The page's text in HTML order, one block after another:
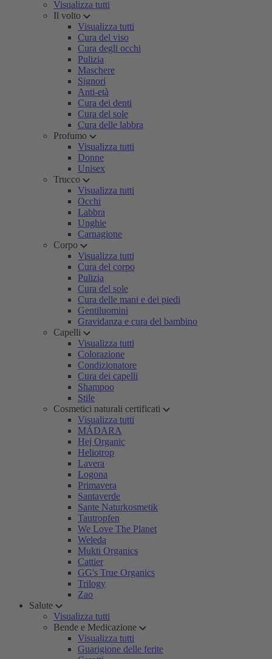
Visualizza tutti
Il volto
Visualizza tutti
Cura del viso
Cura degli occhi
Pulizia
Maschere
Signori
Anti-età
Cura dei denti
Cura del sole
Cura delle labbra
Profumo
Visualizza tutti
Donne
Unisex
Trucco
Visualizza tutti
Occhi
Labbra
Unghie
Carnagione
Corpo
Visualizza tutti
Cura del corpo
Pulizia
Cura del sole
Cura delle mani e dei piedi
Gentiluomini
Gravidanza e cura del bambino
Capelli
Visualizza tutti
Colorazione
Condizionatore
Cura dei capelli
Shampoo
Stile
Cosmetici naturali certificati
Visualizza tutti
MÁDARA
Hej Organic
Heliotrop
Lavera
Logona
Primavera
Santaverde
Sante Naturkosmetik
Tautropfen
We Love The Planet
Weleda
Mukti Organics
Cattier
GG's True Organics
Trilogy
Zao
Salute
Visualizza tutti
Bende e Medicazione
Visualizza tutti
Guarigione delle ferite